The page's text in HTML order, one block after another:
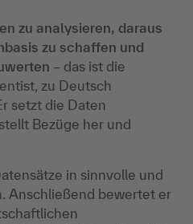
zu analysieren, daraus
zu schaffen und
– das ist die
zu Deutsch
setzt die Daten
Bezüge her und
in sinnvolle und
Anschließend bewertet er